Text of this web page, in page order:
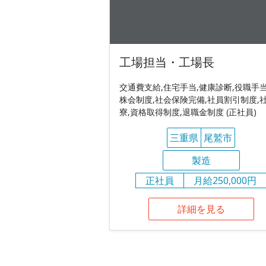
工場担当・工場長
交通費支給,住宅手当,健康診断,役職手
株会制度,社会保険完備,社員割引制度,
寮,資格取得制度,退職金制度 (正社員)
三重県 尾鷲市
製造
正社員
月給250,000円
詳細を見る